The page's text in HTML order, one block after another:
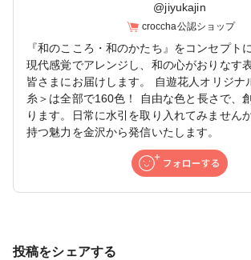
@jiyukajin
croccha公認ショップ
『和のこころ・和のかたち』をコンセプト
現代感覚でアレンジし、和の心がおりなす
皆さまにお届けします。 自遊花人オリジナ
糸＞は全部で160色！ 自由な色と長さで、
ります。日常に水引を取り入れてみません
持つ魅力を金沢から発信いたします。
投稿をシェアする